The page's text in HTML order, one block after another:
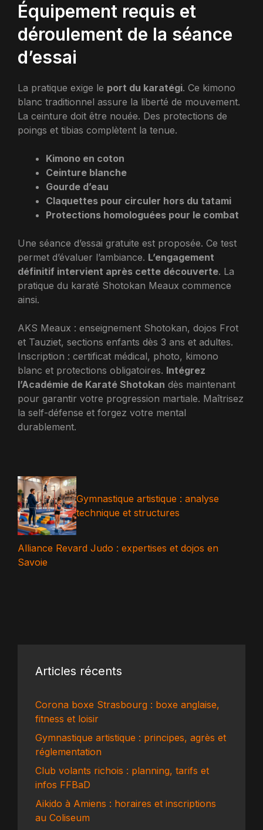
Équipement requis et
déroulement de la séance
d’essai
La pratique exige le port du karatégi. Ce kimono
blanc traditionnel assure la liberté de mouvement.
La ceinture doit être nouée. Des protections de
poings et tibias complètent la tenue.
Kimono en coton
Ceinture blanche
Gourde d’eau
Claquettes pour circuler hors du tatami
Protections homologuées pour le combat
Une séance d’essai gratuite est proposée. Ce test
permet d’évaluer l’ambiance. L’engagement
définitif intervient après cette découverte. La
pratique du karaté Shotokan Meaux commence
ainsi.
AKS Meaux : enseignement Shotokan, dojos Frot
et Tauziet, sections enfants dès 3 ans et adultes.
Inscription : certificat médical, photo, kimono
blanc et protections obligatoires. Intégrez
l’Académie de Karaté Shotokan dès maintenant
pour garantir votre progression martiale. Maîtrisez
la self-défense et forgez votre mental
durablement.
Gymnastique artistique : analyse
technique et structures
Alliance Revard Judo : expertises et dojos en
Savoie
Articles récents
Corona boxe Strasbourg : boxe anglaise,
fitness et loisir
Gymnastique artistique : principes, agrès et
réglementation
Club volants richois : planning, tarifs et
infos FFBaD
Aikido à Amiens : horaires et inscriptions
au Coliseum